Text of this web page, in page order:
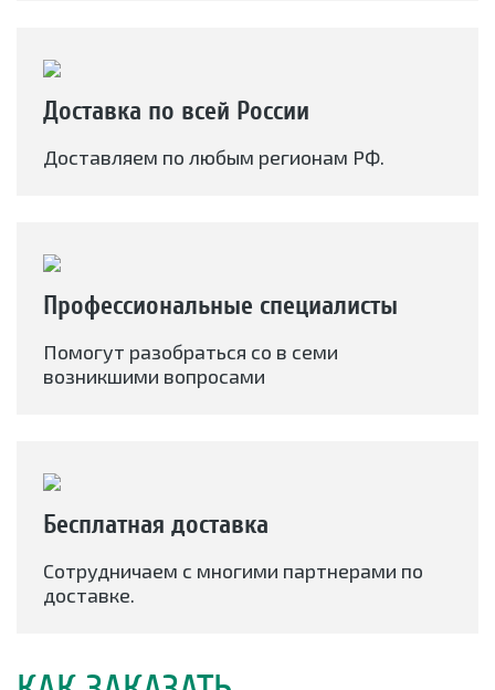
Доставка по всей России
Доставляем по любым регионам РФ.
Профессиональные специалисты
Помогут разобраться со в семи
возникшими вопросами
Бесплатная доставка
Сотрудничаем с многими партнерами по
доставке.